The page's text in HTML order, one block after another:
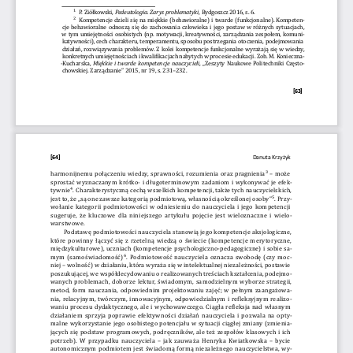
[63]
1 P.  Ziółkowski, Pedeutologia. Zarys problematyki , Bydgoszcz 2016, s. 6.
2 Kompetencje dzieli się na miękkie (behawioralne) i twarde (funkcjonalne). Kompeten-
cje behawioralne odnoszą się do zachowania człowieka i jego postaw w różnych sytuacjach,
w  tym umiejętności osobistych (np. motywacji, kreatywności, zarządzania zespołem, komuni-
katywności), cech charakteru, temperamentu, sposobu postrzegania otoczenia, podejmowania
działań, rozwiązywania problemów. Z kolei kompetencje funkcjonalne wyrażają się w wiedzy,
konkretnych umiejętnościach i kwalifikacjach nabytych w procesie edukacji. Zob. M.  Konieczna­
­Kucharska, Miękkie i     twarde kompetencje nauczycieli, „Zeszyty Naukowe Politechniki Często-
chowskiej. Zarządzanie” 2015, nr 19, s.   231–232.
[64]
Danuta Krzyżyk
harmonijnemu połączeniu wiedzy, sprawności, rozumienia oraz pragnienia3 – może
sprostać wyznaczanym krótko­ i długoterminowym zadaniom i wykonywać je efek-
tywnie4 . Charakterystyczną cechą wszelkich kompetencji, także tych nauczycielskich,
jest to, że „są one zawsze kategorią podmiotową, własnością określonej osoby”5 . Przy-
wołanie kategorii podmiotowości w odniesieniu do nauczyciela i jego kompetencji
sugeruje, że kluczowe dla niniejszego artykułu pojęcie jest wieloznaczne i wielo­
warstwowe.
Podstawę podmiotowości nauczyciela stanowią jego kompetencje aksjologiczne,
które powinny łączyć się z rzetelną wiedzą o świecie (kompetencje merytoryczne,
międzykulturowe), uczniach (kompetencje psychologiczno ­pedagogiczne) i sobie sa-
mym (samoświadomość)6 . Podmiotowość nauczyciela oznacza swobodę (czy moc-
niej   – wolność) w działaniu, która wyraża się w intelektualnej niezależności, postawie
poszukującej, we współdecydowaniu o realizowanych treściach kształcenia, podejmo-
wanych problemach, doborze lektur, świadomym, samodzielnym wyborze strategii,
metod, form nauczania, odpowiednim projektowaniu zajęć; w pełnym zaangażowa-
nia, relacyjnym, twórczym, innowacyjnym, odpowiedzialnym i refleksyjnym realizo-
waniu procesu dydaktycznego, ale i wychowawczego. Ciągła refleksja nad własnym
działaniem sprzyja poprawie efektywności działań nauczyciela i pozwala na opty-
malne wykorzystanie jego osobistego potencjału w sytuacji ciągłej zmiany (zmienia-
jących się podstaw programowych, podręczników, ale też zespołów klasowych i ich
potrzeb). W przypadku nauczyciela – jak zauważa Henryka Kwiatkowska – bycie
autonomicznym podmiotem jest świadomą formą niezależnego nauczycielstwa, wy-